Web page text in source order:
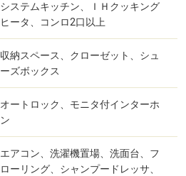
システムキッチン、ＩＨクッキング
ヒータ、コンロ2口以上
収納スペース、クローゼット、シュ
ーズボックス
オートロック、モニタ付インターホ
ン
エアコン、洗濯機置場、洗面台、フ
ローリング、シャンプードレッサ、